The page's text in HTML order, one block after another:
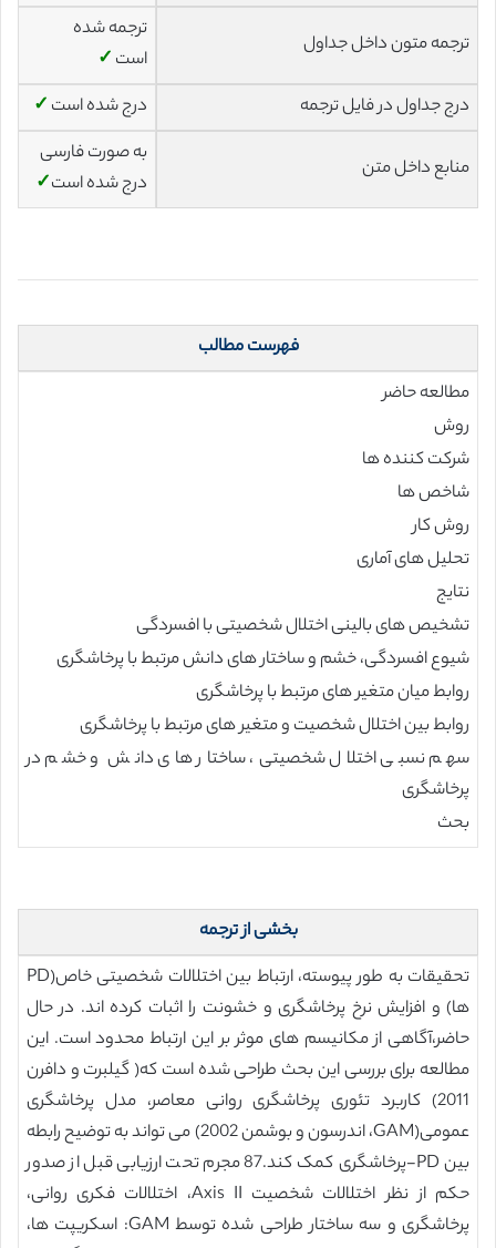
ترجمه متون داخل جداول
ترجمه شده
است ✓
درج جداول در فایل ترجمه
درج شده است ✓
منابع داخل متن
به صورت فارسی
درج شده است✓
فهرست مطالب
مطالعه حاضر
روش
شرکت کننده ها
شاخص ها
روش کار
تحلیل های آماری
نتایج
تشخیص های بالینی اختلال شخصیتی با افسردگی
شیوع افسردگی، خشم و ساختار های دانش مرتبط با پرخاشگری
روابط میان متغیر های مرتبط با پرخاشگری
روابط بین اختلال شخصیت و متغیر های مرتبط با پرخاشگری
سهم نسبی اختلال شخصیتی، ساختار های دانش و خشم در
پرخاشگری
بحث
بخشی از ترجمه
تحقیقات به طور پیوسته، ارتباط بین اختلالات شخصیتی خاص(PD
ها) و افزایش نرخ پرخاشگری و خشونت را اثبات کرده اند. در حال
حاضر،آگاهی از مکانیسم های موثر بر این ارتباط محدود است. این
مطالعه برای بررسی این بحث طراحی شده است که( گیلبرت و دافرن
2011) کاربرد تئوری پرخاشگری روانی معاصر، مدل پرخاشگری
عمومی(GAM، اندرسون و بوشمن 2002) می تواند به توضیح رابطه
بین PD-پرخاشگری کمک کند.87 مجرم تحت ارزیابی قبل از صدور
حکم از نظر اختلالات شخصیت Axis II، اختلالات فکری روانی،
پرخاشگری و سه ساختار طراحی شده توسط GAM: اسکریپت ها،